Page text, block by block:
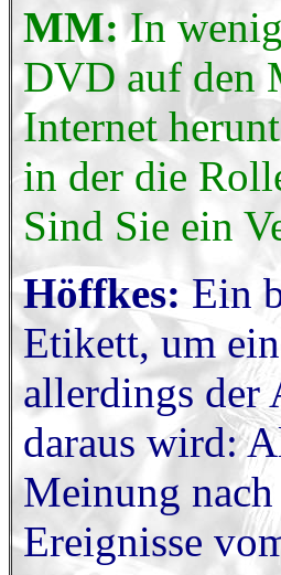
MM:In
DVD auf den
Internet
in der die
Sind Sie ein
Höffkes: Ein
Etikett, um
allerdings der
daraus wird:
Meinung
Ereignisse